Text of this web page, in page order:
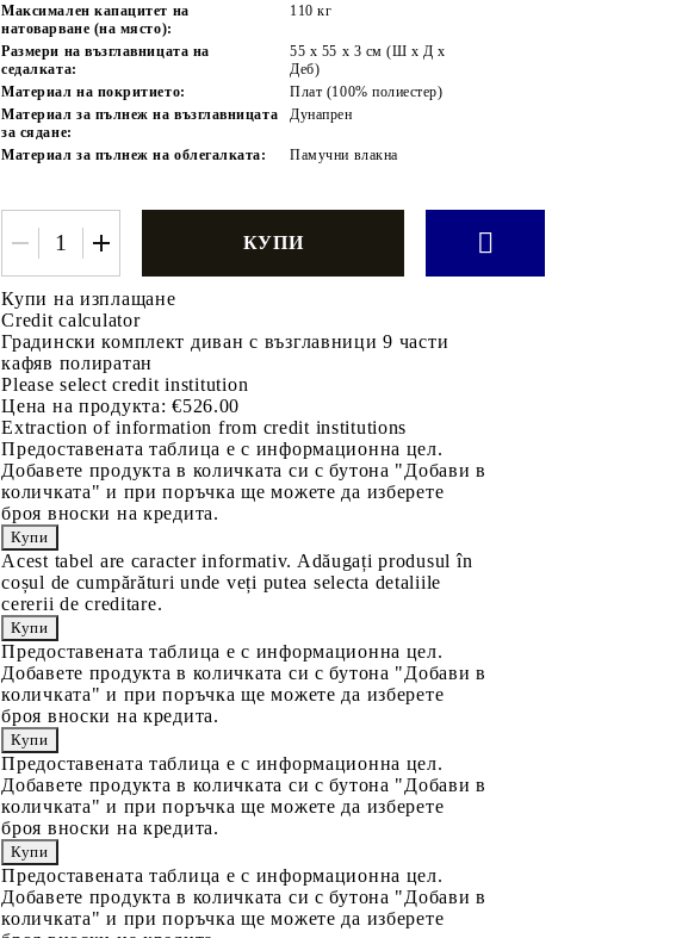
Максимален капацитет на
натоварване (на място):
110 кг
Размери на възглавницата на
седалката:
55 x 55 x 3 см (Ш x Д x
Деб)
Материал на покритието:
Плат (100% полиестер)
Материал за пълнеж на възглавницата
за сядане:
Дунапрен
Материал за пълнеж на облегалката: Памучни влакна
Купи на изплащане
Credit calculator
Градински комплект диван с възглавници 9 части
кафяв полиратан
Please select credit institution
Цена на продукта: €526.00
Extraction of information from credit institutions
Предоставената таблица е с информационна цел.
Добавете продукта в количката си с бутона "Добави в
количката" и при поръчка ще можете да изберете
броя вноски на кредита.
Acest tabel are caracter informativ. Adăugați produsul în
coșul de cumpărături unde veți putea selecta detaliile
cererii de creditare.
Предоставената таблица е с информационна цел.
Добавете продукта в количката си с бутона "Добави в
количката" и при поръчка ще можете да изберете
броя вноски на кредита.
Предоставената таблица е с информационна цел.
Добавете продукта в количката си с бутона "Добави в
количката" и при поръчка ще можете да изберете
броя вноски на кредита.
Предоставената таблица е с информационна цел.
Добавете продукта в количката си с бутона "Добави в
количката" и при поръчка ще можете да изберете